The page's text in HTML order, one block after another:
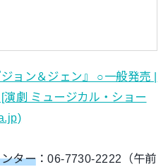
ョン＆ジェン』 ○一般発売 |
劇 ミュージカル・ショー
ター ：06-7730-2222（午前